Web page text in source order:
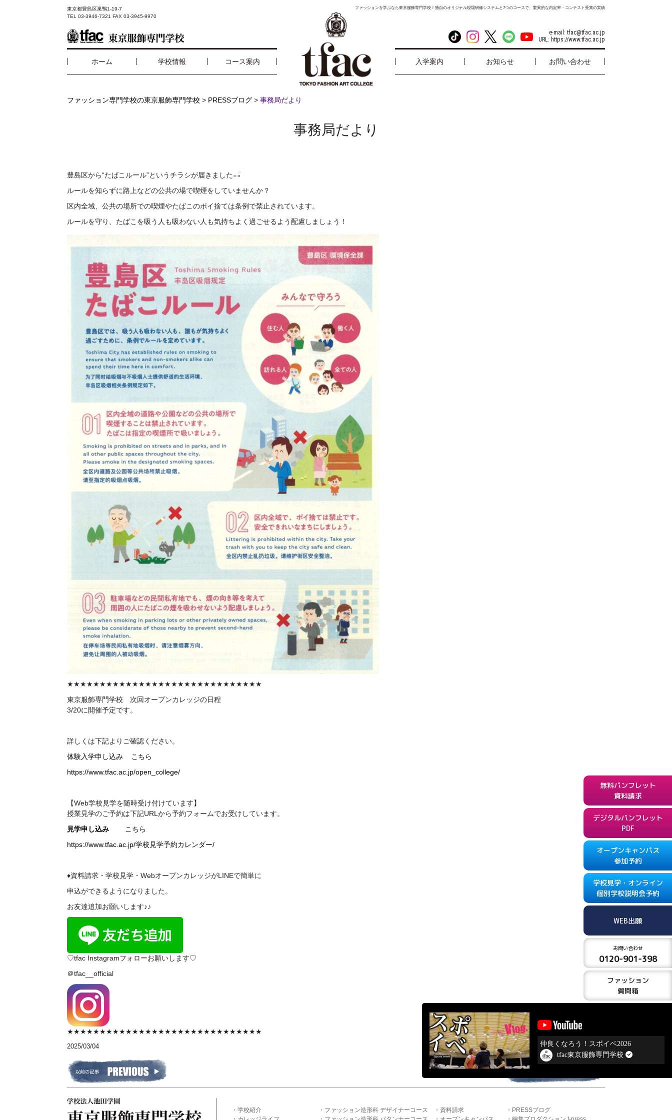
東京都豊島区巣鴨1-19-7
TEL 03-3946-7321 FAX 03-3945-9970
ファッションを学ぶなら東京服飾専門学校！独自のオリジナル現場研修システムと7つのコースで、驚異的な内定率・コンテスト受賞の実績
e-mail: tfac@tfac.ac.jp
URL: https://www.tfac.ac.jp
ホーム 学校情報 コース案内 入学案内 お知らせ お問い合わせ
ファッション専門学校の東京服飾専門学校 > PRESSブログ >事務局だより
事務局だより
豊島区から“たばこルール”というチラシが届きました
ルールを知らずに路上などの公共の場で喫煙をしていませんか？
区内全域、公共の場所での喫煙やたばこのポイ捨ては条例で禁止されています。
ルールを守り、たばこを吸う人も吸わない人も気持ちよく過ごせるよう配慮しましょう！
★★★★★★★★★★★★★★★★★★★★★★★★★★★★★★
東京服飾専門学校 次回 オープンカレッジの日程
3/20に開催予定です。
詳しくは下記よりご確認ください。
体験入学申し込み こちら
https://www.tfac.ac.jp/open_college/
【Web学校見学を随時受け付けています】
授業見学のご予約は下記URLから予約フォームでお受けしています。
見学申し込み
こちら
https://www.tfac.ac.jp/学校見学予約カレンダー/
♦資料請求・学校見学・WebオープンカレッジがLINEで簡単に
申込ができるようになりました。
お友達追加お願いします♪♪
♡tfac Instagramフォローお願いします♡
＠tfac__official
★★★★★★★★★★★★★★★★★★★★★★★★★★★★★★
2025/03/04
学校紹介
ファッション造形科 デザイナーコース
資料請求
PRESSブログ
無料パンフレット
資料請求
デジタルパンフレット
PDF
オープンキャンパス
参加予約
学校見学・オンライン
個別学校説明会予約
WEB出願
お問い合わせ
0120-901-398
ファッション
質問箱
仲良くなろう！スポイベ2026
tfac東京服飾専門学校